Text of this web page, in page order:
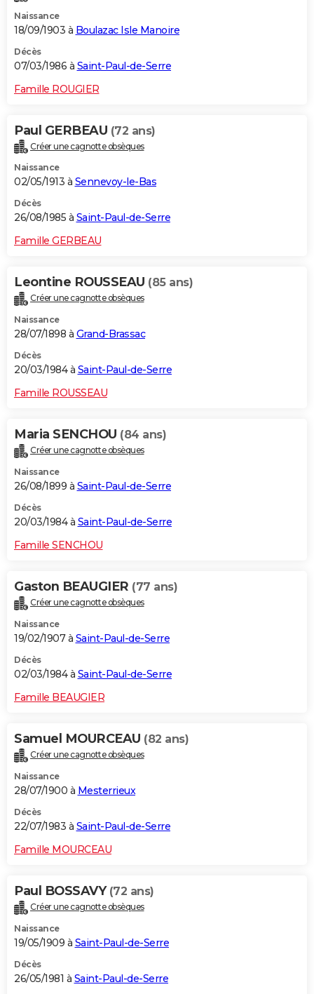
Naissance
18/09/1903 à Boulazac Isle Manoire
Décès
07/03/1986 à Saint-Paul-de-Serre
Famille ROUGIER
Paul GERBEAU (72 ans)
Créer une cagnotte obsèques
Naissance
02/05/1913 à Sennevoy-le-Bas
Décès
26/08/1985 à Saint-Paul-de-Serre
Famille GERBEAU
Leontine ROUSSEAU (85 ans)
Créer une cagnotte obsèques
Naissance
28/07/1898 à Grand-Brassac
Décès
20/03/1984 à Saint-Paul-de-Serre
Famille ROUSSEAU
Maria SENCHOU (84 ans)
Créer une cagnotte obsèques
Naissance
26/08/1899 à Saint-Paul-de-Serre
Décès
20/03/1984 à Saint-Paul-de-Serre
Famille SENCHOU
Gaston BEAUGIER (77 ans)
Créer une cagnotte obsèques
Naissance
19/02/1907 à Saint-Paul-de-Serre
Décès
02/03/1984 à Saint-Paul-de-Serre
Famille BEAUGIER
Samuel MOURCEAU (82 ans)
Créer une cagnotte obsèques
Naissance
28/07/1900 à Mesterrieux
Décès
22/07/1983 à Saint-Paul-de-Serre
Famille MOURCEAU
Paul BOSSAVY (72 ans)
Créer une cagnotte obsèques
Naissance
19/05/1909 à Saint-Paul-de-Serre
Décès
26/05/1981 à Saint-Paul-de-Serre